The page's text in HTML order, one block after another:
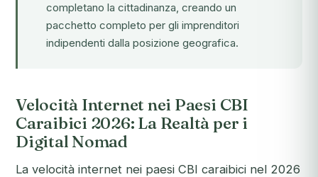
completano la cittadinanza, creando un
pacchetto completo per gli imprenditori
indipendenti dalla posizione geografica.
Velocità Internet nei Paesi CBI
Caraibici 2026: La Realtà per i
Digital Nomad
La velocità internet nei paesi CBI caraibici nel 2026